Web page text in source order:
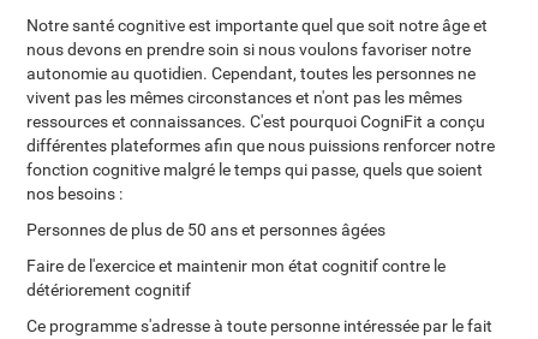
Notre santé cognitive est importante quel que soit notre âge et
nous devons en prendre soin si nous voulons favoriser notre
autonomie au quotidien. Cependant, toutes les personnes ne
vivent pas les mêmes circonstances et n'ont pas les mêmes
ressources et connaissances. C'est pourquoi CogniFit a conçu
différentes plateformes afin que nous puissions renforcer notre
fonction cognitive malgré le temps qui passe, quels que soient
nos besoins :
Personnes de plus de 50 ans et personnes âgées
Faire de l'exercice et maintenir mon état cognitif contre le
détériorement cognitif
Ce programme s'adresse à toute personne intéressée par le fait